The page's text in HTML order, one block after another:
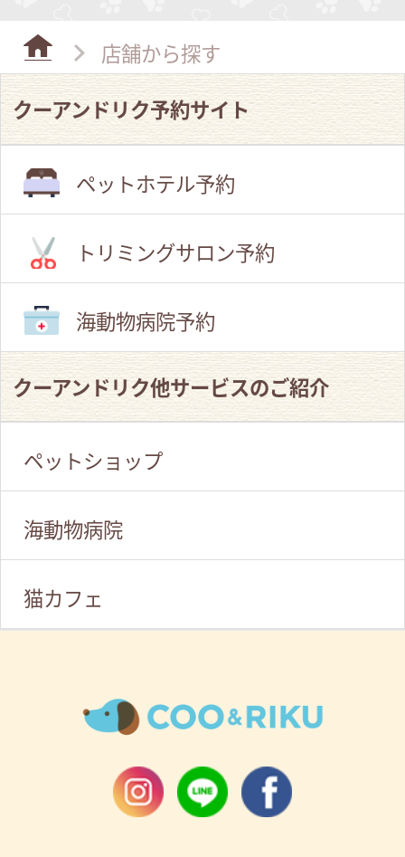
店舗から探す
クーアンドリク予約サイト
ペットホテル予約
トリミングサロン予約
海動物病院予約
クーアンドリク他サービスのご紹介
ペットショップ
海動物病院
猫カフェ